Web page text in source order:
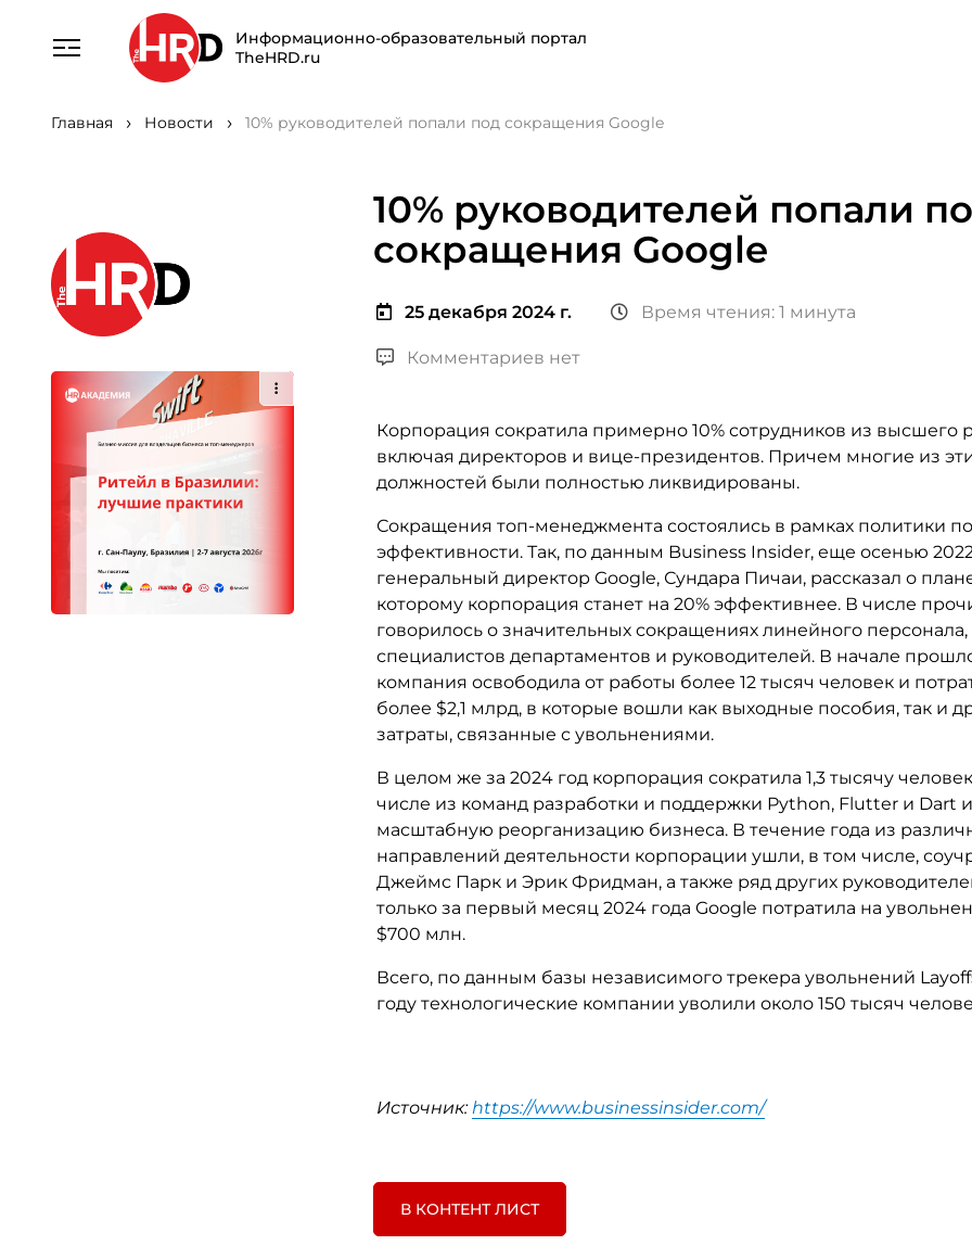
Информационно-образовательный портал
TheHRD.ru
Главная Новости 10% руководителей попали под сокращения Google
10% руководителей попали
сокращения Google
25 декабря 2024 г. Время чтения: 1 минута
Комментариев нет
Корпорация сократила примерно 10% сотрудников из высшего
включая директоров и вице-президентов. Причем многие из
должностей были полностью ликвидированы.
Сокращения топ-менеджмента состоялись в рамках политики
эффективности. Так, по данным Business Insider, еще осенью
генеральный директор Google, Сундара Пичаи, рассказал о
которому корпорация станет на 20% эффективнее. В числе
говорилось о значительных сокращениях линейного персонала,
специалистов департаментов и руководителей. В начале
компания освободила от работы более 12 тысяч человек и
более $2,1 млрд, в которые вошли как выходные пособия, так и
затраты, связанные с увольнениями.
В целом же за 2024 год корпорация сократила 1,3 тысячу
числе из команд разработки и поддержки Python, Flutter и Dart
масштабную реорганизацию бизнеса. В течение года из
направлений деятельности корпорации ушли, в том числе,
Джеймс Парк и Эрик Фридман, а также ряд других
только за первый месяц 2024 года Google потратила на
$700 млн.
Всего, по данным базы независимого трекера увольнений
году технологические компании уволили около 150 тысяч
Источник:https://www.businessinsider.com/
В КОНТЕНТ ЛИСТ